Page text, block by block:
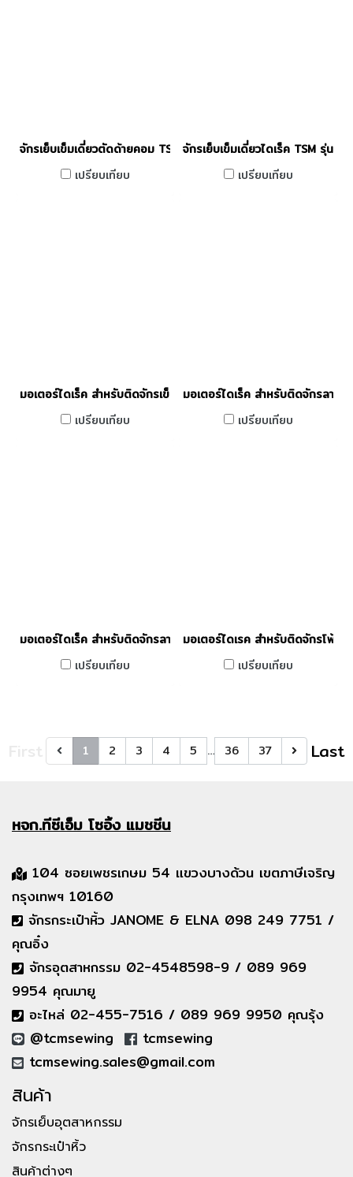
จักรเย็บเข็มเดี่ยวตัดด้ายคอม TSM รุ่น M4-D4
เปรียบเทียบ
จักรเย็บเข็มเดี่ยวไดเร็ค TSM รุ่น M1
เปรียบเทียบ
มอเตอร์ไดเร็ค สำหรับติดจักรเข็มคูู่ ทรง BROTHER TSM รุ่น M-R1-
เปรียบเทียบ
มอเตอร์ไดเร็ค สำหรับติดจักรลาดึ
เปรียบเทียบ
มอเตอร์ไดเร็ค สำหรับติดจักรลาทรง SIRUBA TSM รุ่น M-F007
เปรียบเทียบ
มอเตอร์ไดเรค สำหรับติดจักรโพ้ง
เปรียบเทียบ
1 2 3 4 5 … 36 37 Last
หจก.ทีซีเอ็มโซอิ้ง แมชชีน
104 ซอยเพชรเกษม 54 แขวงบางด้วน เขตภาษีเจริญ
กรุงเทพฯ 10160
จักรกระเป๋าหิ้ว JANOME & ELNA 098 249 7751 /
คุณอิ๋ง
จักรอุตสาหกรรม 02-4548598-9 / 089 969
9954 คุณมายู
อะไหล่ 02-455-7516 / 089 969 9950 คุณรุ้ง
@tcmsewing
tcmsewing
tcmsewing.sales@gmail.com
สินค้า
จักรเย็บอุตสาหกรรม
จักรกระเป๋าหิ้ว
สินค้าต่างๆ